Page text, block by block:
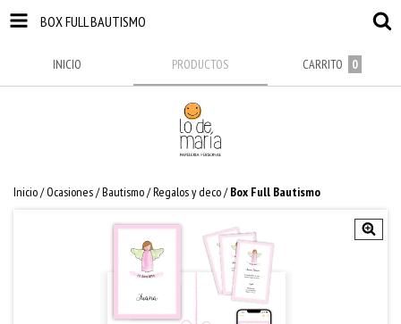
BOX FULL BAUTISMO
INICIO PRODUCTOS CARRITO 0
Inicio/ Ocasiones/Bautismo/Regalos y deco/ Box Full Bautismo